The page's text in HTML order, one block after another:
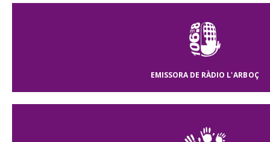
EMISSORA DE RÀDIO L'ARBOÇ